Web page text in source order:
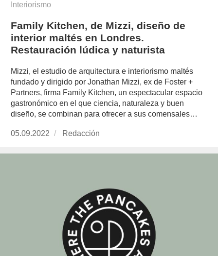
Interiorismo
Family Kitchen, de Mizzi, diseño de
interior maltés en Londres.
Restauración lúdica y naturista
Mizzi, el estudio de arquitectura e interiorismo maltés
fundado y dirigido por Jonathan Mizzi, ex de Foster +
Partners, firma Family Kitchen, un espectacular espacio
gastronómico en el que ciencia, naturaleza y buen
diseño, se combinan para ofrecer a sus comensales…
Publicado
05.09.2022 https://www.experimenta.es/author/redaccion/
Redacción